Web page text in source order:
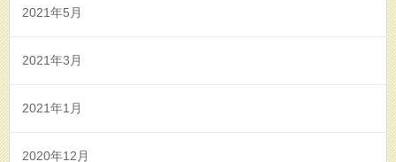
2021年5月
2021年3月
2021年1月
2020年12月